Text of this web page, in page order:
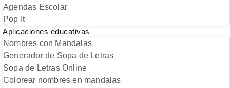
Agendas Escolar
Pop It
Aplicaciones educativas
Nombres con Mandalas
Generador de Sopa de Letras
Sopa de Letras Online
Colorear nombres en mandalas